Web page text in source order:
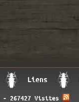
Liens
- 267427 Visites